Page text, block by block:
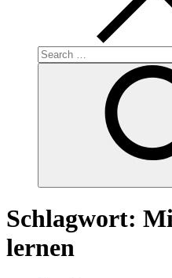
Search
for:
Schlagwort:
lernen